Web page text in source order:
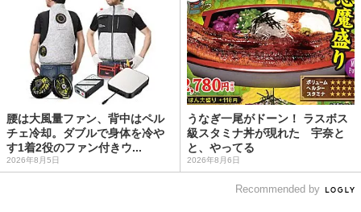
腰は大風量ファン、背中はペル
チェ冷却。ダブルで身体を冷や
す1着2役のファン付きウ...
2026年8月5日
うなぎ一尾がドーン！ ラスボス
級スタミナ丼が現れた 宇奈と
と、やってる
2026年8月6日
Recommended by